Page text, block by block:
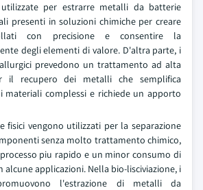
utilizzate per estrarre metalli da batterie
presenti in soluzioni chimiche per creare
con precisione e consentire la
degli elementi di valore. D'altra parte, i
prevedono un trattamento ad alta
il recupero dei metalli che semplifica
materiali complessi e richiede un apporto
fisici vengono utilizzati per la separazione
senza molto trattamento chimico,
piu rapido e un minor consumo di
applicazioni. Nella bio-lisciviazione, i
l'estrazione di metalli da